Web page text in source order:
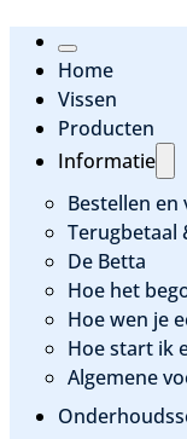
Home
Vissen
Producten
Informatie
Bestellen en
Terugbetaal
De Betta
Hoe het
Hoe wen je
Hoe start ik
Algemene